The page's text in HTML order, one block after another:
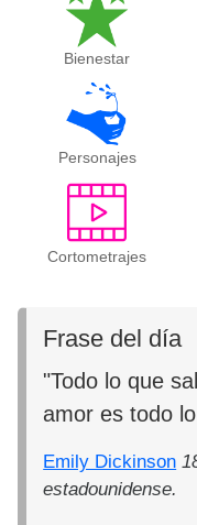
Bienestar
Personajes
Cortometrajes
Frase del día
"Todo lo que
amor es todo
Emily Dickinson
estadounidense.